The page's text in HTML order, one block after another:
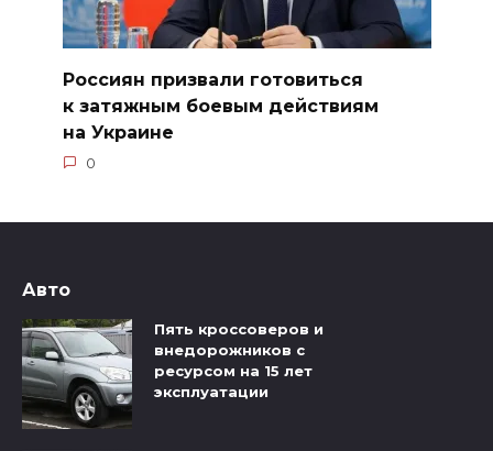
Россиян призвали готовиться
к затяжным боевым действиям
на Украине
0
Авто
Пять кроссоверов и
внедорожников с
ресурсом на 15 лет
эксплуатации